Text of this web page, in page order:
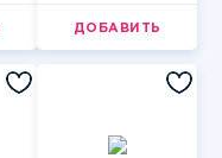
ДОБАВИТЬ